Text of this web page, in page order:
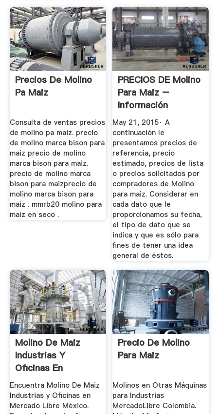
Precios De Molino
Pa Maiz
Consulta de ventas precios
de molino pa maiz. precio
de molino marca bison para
maiz precio de molino
marca bison para maiz.
precio de molino marca
bison para maizprecio de
molino marca bison para
maiz . mmrb20 molino para
maíz en seco .
PRECIOS DE Molino
Para Maiz –
Información
Comercial ...
May 21, 2015· A
continuación le
presentamos precios de
referencia, precio
estimado, precios de lista
o precios solicitados por
compradores de Molino
para maiz. Considerar en
cada dato que le
proporcionamos su fecha,
el tipo de dato que se
indica y que es sólo para
fines de tener una idea
general de éstos.
Molino De Maiz
Industrias Y
Oficinas En
Mercado Libre
México
Encuentra Molino De Maiz
Industrias y Oficinas en
Mercado Libre México.
Precio De Molino
Para Maiz
Molinos en Otras Máquinas
para Industrias
MercadoLibre Colombia.